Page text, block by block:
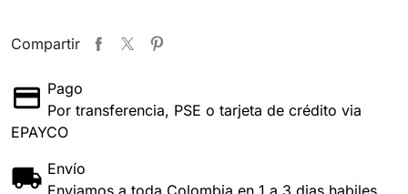
Compartir
Pago
Por transferencia, PSE o tarjeta de crédito via
EPAYCO
Envío
Enviamos a toda Colombia en 1 a 3 dias habiles